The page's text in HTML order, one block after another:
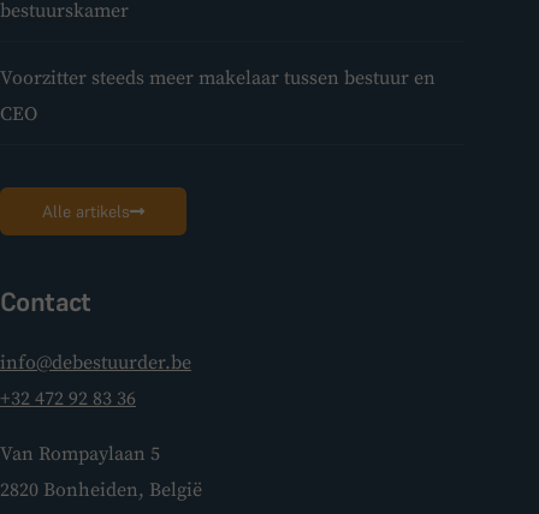
bestuurskamer
Voorzitter steeds meer makelaar tussen bestuur en
CEO
Alle artikels
Contact
info@debestuurder.be
+32 472 92 83 36
Van Rompaylaan 5
2820 Bonheiden, België